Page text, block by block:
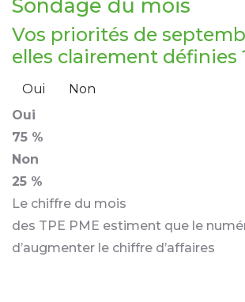
Sondage du mois
Vos priorités de
elles clairement définies
Oui
Non
Oui
75 %
Non
25 %
Le chiffre du mois
des TPE PME estiment que le
d’augmenter le chiffre d’affaires